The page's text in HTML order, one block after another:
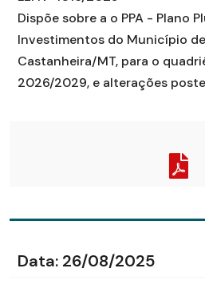
Dispõe sobre a o PPA - Plano
Investimentos do Município de
Castanheira/MT, para o
2026/2029, e alterações
Data: 26/08/2025